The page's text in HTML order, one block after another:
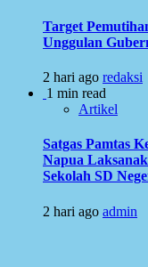
Target
Unggulan
2 hari ago redaksi
1 min read
Artikel
Satgas Pamtas
Napua
Sekolah SD
2 hari ago admin